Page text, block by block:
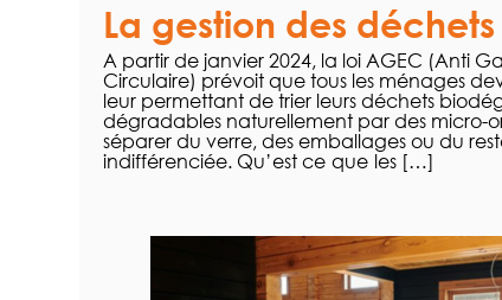
La gestion des déchets
A partir de janvier 2024, la loi AGEC (Anti
Circulaire) prévoit que tous les ménages
leur permettant de trier leurs déchets
dégradables naturellement par des micro-
séparer du verre, des emballages ou du
indifférenciée. Qu’est ce que les […]